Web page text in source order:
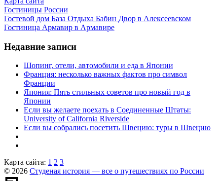
Гостиницы России
Гостевой дом База Отдыха Бабин Двор в Алексеевском
Гостиница Армавир в Армавире
Недавние записи
Шопинг, отели, автомобили и еда в Японии
Франция: несколько важных фактов про символ
Франции
Япония: Пять стильных советов про новый год в
Японии
Если вы желаете поехать в Соединенные Штаты:
University of California Riverside
Если вы собрались посетить Швецию: туры в Швецию
Карта сайта: 1 2 3
© 2026 Студеная история — все о путешествиях по России